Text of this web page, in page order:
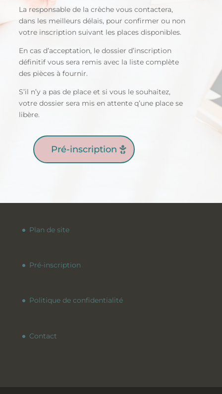
La responsable de la crèche vous contactera,
dans les meilleurs délais, pour confirmer ou non
votre inscription suivant les places disponibles.
En cas d’acceptation, le dossier d’inscription
définitif vous sera remis avec la liste complète
des pièces à fournir.
S’il n’y a pas de place et si vous le souhaitez,
votre dossier sera mis en attente q’une place se
libère.
Pré-inscription
Plan de site
Pré-inscription
Politique de confidentialité
Contact